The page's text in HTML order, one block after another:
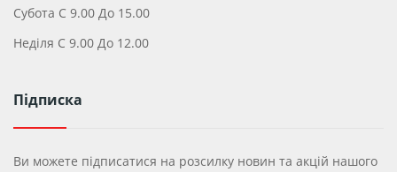
Субота С 9.00 До 15.00
Неділя С 9.00 До 12.00
Підписка
Ви можете підписатися на розсилку новин та акцій нашого